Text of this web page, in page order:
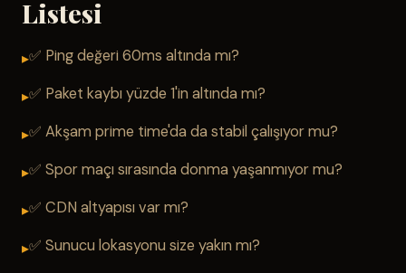
Listesi
✅ Ping değeri 60ms altında mı?
✅ Paket kaybı yüzde 1'in altında mı?
✅ Akşam prime time'da da stabil çalışıyor mu?
✅ Spor maçı sırasında donma yaşanmıyor mu?
✅ CDN altyapısı var mı?
✅ Sunucu lokasyonu size yakın mı?